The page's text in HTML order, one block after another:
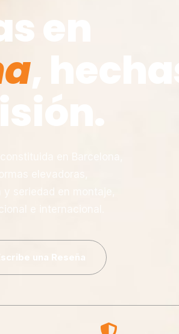
en
, hechas
en Barcelona,
elevadoras,
seriedad en montaje,
e internacional.
una Reseña